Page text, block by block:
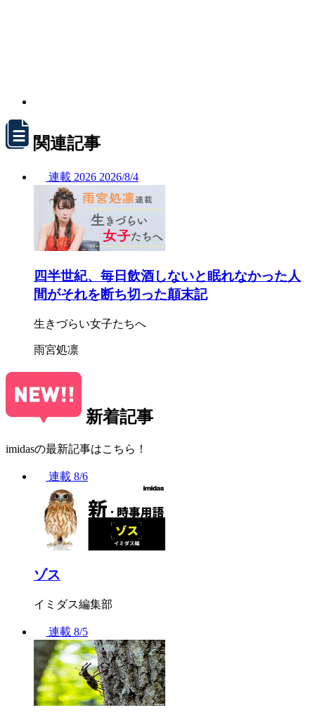
関連記事
連載 2026 2026/8/4
四半世紀、毎日飲酒しないと眠れなかった人
間がそれを断ち切った顛末記
生きづらい女子たちへ
雨宮処凛
新着記事
imidasの最新記事はこちら！
連載 8/6
ゾス
イミダス編集部
連載 8/5